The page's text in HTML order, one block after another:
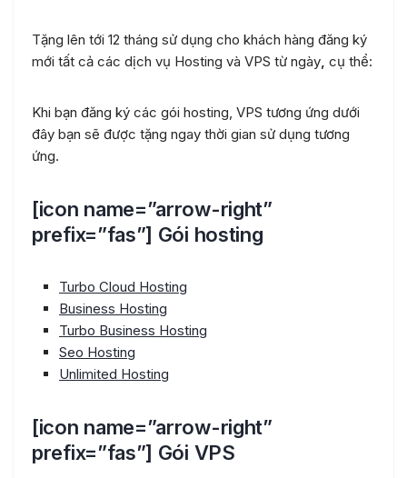
Tặng lên tới 12 tháng sử dụng cho khách hàng đăng ký
mới tất cả các dịch vụ Hosting và VPS từ ngày, cụ thể:
Khi bạn đăng ký các gói hosting, VPS tương ứng dưới
đây bạn sẽ được tặng ngay thời gian sử dụng tương
ứng.
[icon name=”arrow-right”
prefix=”fas”] Gói hosting
Turbo Cloud Hosting
Business Hosting
Turbo Business Hosting
Seo Hosting
Unlimited Hosting
[icon name=”arrow-right”
prefix=”fas”] Gói VPS